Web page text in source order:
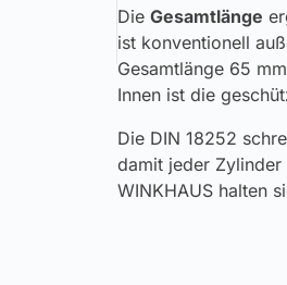
Die Gesamtlänge
ist konventionell
Gesamtlänge 65
Innen ist die
Die DIN 18252
damit jeder Zylinder
WINKHAUS halten